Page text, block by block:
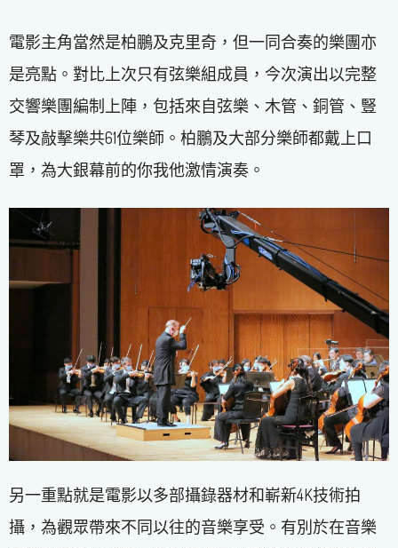
電影主角當然是柏鵬及克里奇，但一同合奏的樂團亦
是亮點。對比上次只有弦樂組成員，今次演出以完整
交響樂團編制上陣，包括來自弦樂、木管、銅管、豎
琴及敲擊樂共61位樂師。柏鵬及大部分樂師都戴上口
罩，為大銀幕前的你我他激情演奏。
另一重點就是電影以多部攝錄器材和嶄新4K技術拍
攝，為觀眾帶來不同以往的音樂享受。有別於在音樂